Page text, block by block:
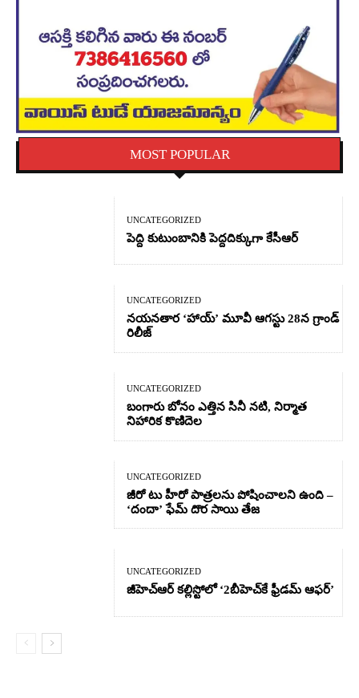
MOST POPULAR
UNCATEGORIZED
పెద్ది కుటుంబానికి పెద్దదిక్కుగా కేసీఆర్
UNCATEGORIZED
నయనతార ‘హాయ్’ మూవీ ఆగస్టు 28న గ్రాండ్
రిలీజ్
UNCATEGORIZED
బంగారు బోనం ఎత్తిన సినీ నటి, నిర్మాత
నిహారిక కొణిదెల
UNCATEGORIZED
జీరో టు హీరో పాత్రలను పోషించాలని ఉంది –
‘దందా’ ఫేమ్ దొర సాయి తేజ
UNCATEGORIZED
జీహెచ్ఆర్‌ కల్లిస్టోలో ‘2బీహెచ్‌కే ఫ్రీడమ్ ఆఫర్’